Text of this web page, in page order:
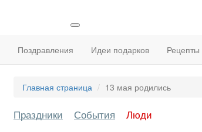
Поздравления Идеи подарков Рецепты
Главная страница 13 мая родились
Праздники События Люди